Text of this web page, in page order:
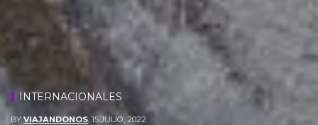
INTERNACIONALES
BY VIAJANDONOS 15 JULIO, 2022